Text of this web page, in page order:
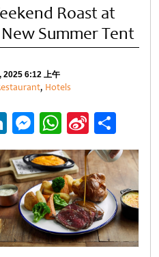
Roast at
Summer Tent
2025 6:12 上午
, Hotels
LinkedIn
Messenger
WhatsApp
Sina
Weibo
享